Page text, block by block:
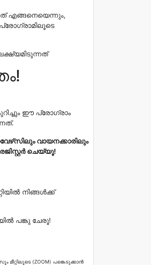
എങ്ങനെയെന്നും,
ഈ പ്രോഗ്രാം
വായനക്കാരിലും
ചെയ്യൂ!
നിങ്ങൾക്ക്
പങ്കു ചേരൂ!
(ZOOM) പങ്കെടുക്കാൻ